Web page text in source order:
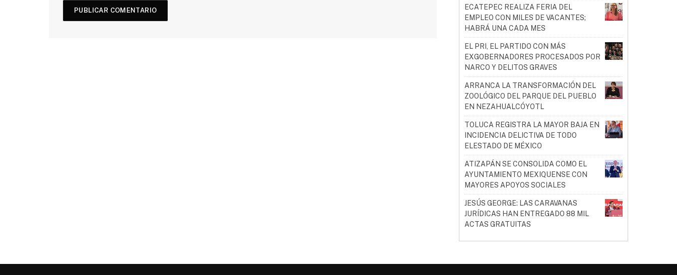
ECATEPEC REALIZA FERIA DEL
EMPLEO CON MILES DE VACANTES;
HABRÁ UNA CADA MES
EL PRI, EL PARTIDO CON MÁS
EXGOBERNADORES PROCESADOS POR
NARCO Y DELITOS GRAVES
ARRANCA LA TRANSFORMACIÓN DEL
ZOOLÓGICO DEL PARQUE DEL PUEBLO
EN NEZAHUALCÓYOTL
TOLUCA REGISTRA LA MAYOR BAJA EN
INCIDENCIA DELICTIVA DE TODO
ELESTADO DE MÉXICO
ATIZAPÁN SE CONSOLIDA COMO EL
AYUNTAMIENTO MEXIQUENSE CON
MAYORES APOYOS SOCIALES
JESÚS GEORGE: LAS CARAVANAS
JURÍDICAS HAN ENTREGADO 88 MIL
ACTAS GRATUITAS